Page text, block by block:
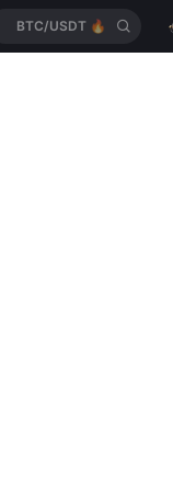
🔥
BTC/USDT